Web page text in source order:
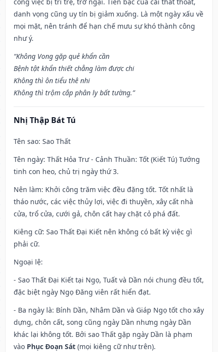
danh vọng cũng uy tín bị giảm xuống. Là một ngày xấu về
mọi mặt, nên tránh để hạn chế mưu sự khó thành công
như ý.
“Không Vong gặp quẻ khẩn cần
Bệnh tật khẩn thiết chẳng làm được chi
Không thì ôn tiểu thê nhi
Không thì trộm cắp phân ly bất tường.”
Nhị Thập Bát Tú
Tên sao: Sao Thất
Tên ngày: Thất Hỏa Trư - Cảnh Thuần: Tốt (Kiết Tú) Tướng
tinh con heo, chủ trị ngày thứ 3.
Nên làm: Khởi công trăm việc đều đặng tốt. Tốt nhất là
tháo nước, các việc thủy lợi, việc đi thuyền, xây cất nhà
cửa, trổ cửa, cưới gả, chôn cất hay chặt cỏ phá đất.
Kiêng cữ: Sao Thất Đại Kiết nên không có bất kỳ việc gì
phải cữ.
Ngoại lệ:
- Sao Thất Đại Kiết tại Ngọ, Tuất và Dần nói chung đều tốt,
đặc biệt ngày Ngọ Đăng viên rất hiển đạt.
- Ba ngày là: Bính Dần, Nhâm Dần và Giáp Ngọ tốt cho xây
dựng, chôn cất, song cũng ngày Dần nhưng ngày Dần
khác lại không tốt. Bởi sao Thất gặp ngày Dần là phạm
vào Phục Đoạn Sát (mọi kiêng cữ như trên).